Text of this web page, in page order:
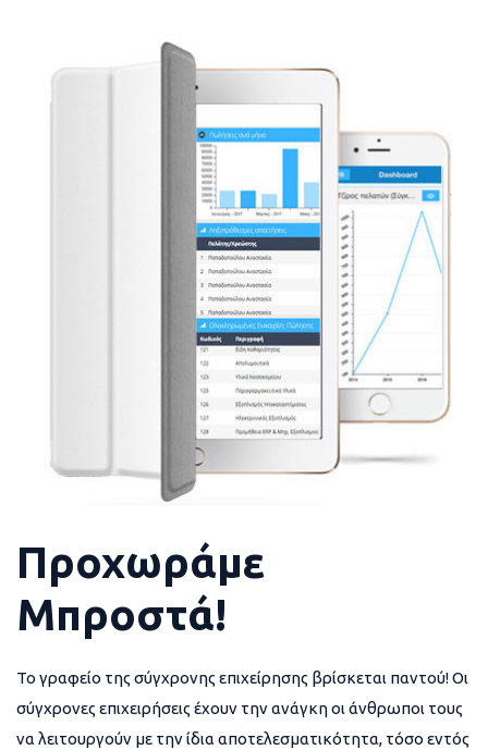
Προχωράμε
Μπροστά!
Το γραφείο της σύγχρονης επιχείρησης βρίσκεται παντού! Οι
σύγχρονες επιχειρήσεις έχουν την ανάγκη οι άνθρωποι τους
να λειτουργούν με την ίδια αποτελεσματικότητα, τόσο εντός